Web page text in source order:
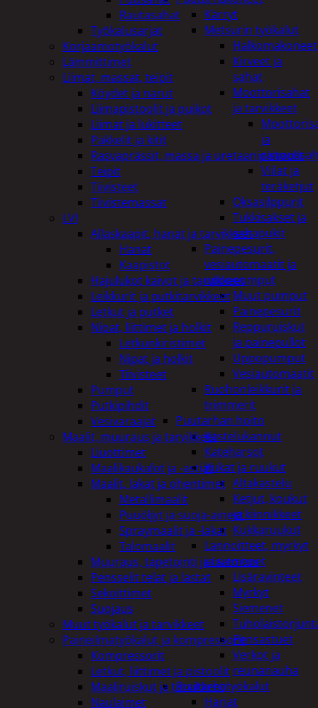
Kärryt
Metsurin työkalut
Halkomakoneet
Kirveet ja
sahat
Moottorisahat
ja tarvikkeet
ja
Viilat ja
teräketjut
Oksasilppurit
Tukkisakset ja
sahapukit
Painepesurit,
vesiautomaatit ja
uppopumput
Muut pumput
Painepesurit
Reppuruiskut
ja painepullot
Uppopumput
Vesiautomaatit
Ruohonleikkurit ja
trimmerit
Puutarhan hoito
Kastelukannut
Kateharsot
Kukat ja ruukut
Altakastelu
Ketjut, koukut
ja kiinnikkeet
Kukkaruukut
Lannoitteet, myrkyt
ja siemenet
Lisäravinteet
Myrkyt
Siemenet
Pensastuet
Verkot ja
reunanauha
Puutarhatyökalut
Harjat
Rautasahat
Työkalusarjat
Korjaamotyökalut
Lämmittimet
Liimat, massat, teipit
Köydet ja narut
Liimapistoolit ja puikot
Liimat ja lukitteet
Pakkelit ja kitit
Rasvaprässit, massa ja uretaanipistoolit
Teipit
Tiivisteet
Tiivistemassat
LVI
Allaskaapit, hanat ja tarvikkeet
Hanat
Kaapistot
Hajulukot kaivot ja tarvikkeet
Leikkurit ja putkitarvikkeet
Letkut ja putket
Nipat, liittimet ja holkit
Letkunkiristimet
Nipat ja holkit
Tiivisteet
Pumput
Putkipihdit
Vesivaraajat
Maalit, muuraus ja tarvikkeet
Liuottimet
Maalikaukalot ja -astiat
Maalit, lakat ja ohentimet
Metallimaalit
Puuöljyt ja suoja-aineet
Spraymaalit ja -lakat
Talomaalit
Muuraus, tapetointi ja laatoitus
Pensselit telat ja lastat
Sekoittimet
Suojaus
Muut työkalut ja tarvikkeet
Paineilmatyökalut ja kompressorit
Kompressorit
Letkut, liittimet ja pistoolit
Maaliruiskut ja tarvikkeet
Naulaimet